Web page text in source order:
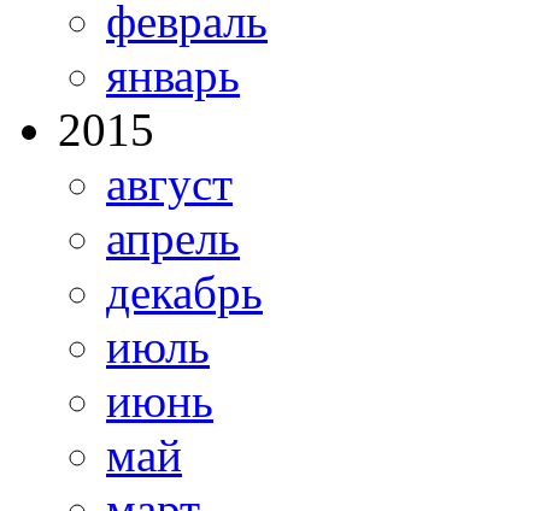
февраль
январь
2015
август
апрель
декабрь
июль
июнь
май